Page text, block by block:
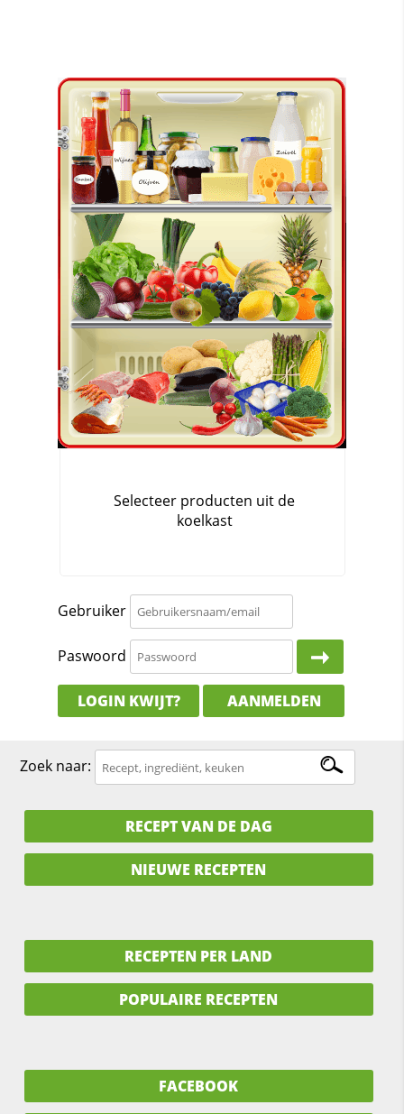
Gebruiker
Paswoord
LOGIN KWIJT? AANMELDEN
Zoek naar:
RECEPT VAN DE DAG
NIEUWE RECEPTEN
RECEPTEN PER LAND
POPULAIRE RECEPTEN
FACEBOOK